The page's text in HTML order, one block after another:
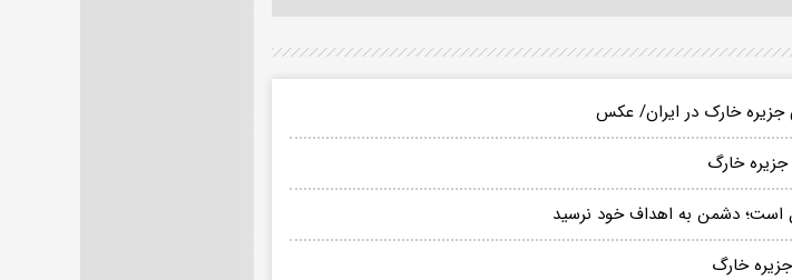
جزیره خارک در ایران/ عکس
خارگ
است؛ دشمن به اهداف خود نرسید
خارگ